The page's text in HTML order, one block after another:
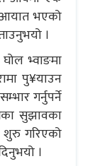
भएको
।
भ्वाङमा
पु¥याउन
गर्नुपर्ने
सुझावका
शुरु गरिएको
।